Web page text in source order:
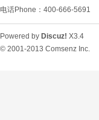
电话Phone：400-666-5691
Powered by Discuz! X3.4
© 2001-2013 Comsenz Inc.